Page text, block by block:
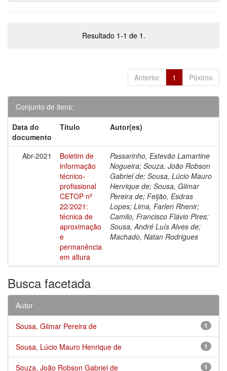
Resultado 1-1 de 1.
Anterior 1 Póximo
Conjunto de itens:
Data do
documento
Título Autor(es)
Abr-2021
Boletim de
informação
técnico-
profissional
CETOP nº
22/2021:
técnica de
aproximação
e
permanência
em altura
Passarinho, Estevão Lamartine
Nogueira; Souza, João Robson
Gabriel de; Sousa, Lúcio Mauro
Henrique de; Sousa, Gilmar
Pereira de; Feijão, Esdras
Lopes; Lima, Farlen Rhenir;
Camilo, Francisco Flávio Pires;
Sousa, André Luís Alves de;
Machado, Natan Rodrigues
Busca facetada
Autor
1
Sousa, Gilmar Pereira de
1
Sousa, Lúcio Mauro Henrique de
1
Souza, João Robson Gabriel de